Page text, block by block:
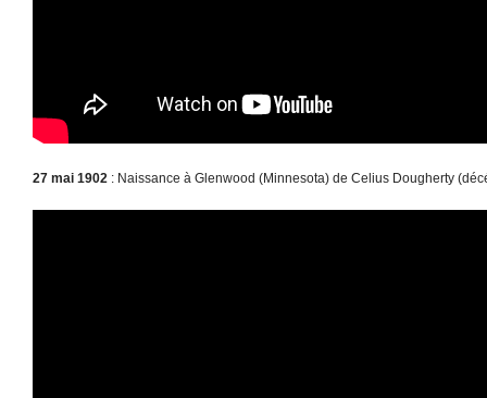
27 mai 1902 : Naissance à Glenwood (Minnesota) de Celius Dougherty